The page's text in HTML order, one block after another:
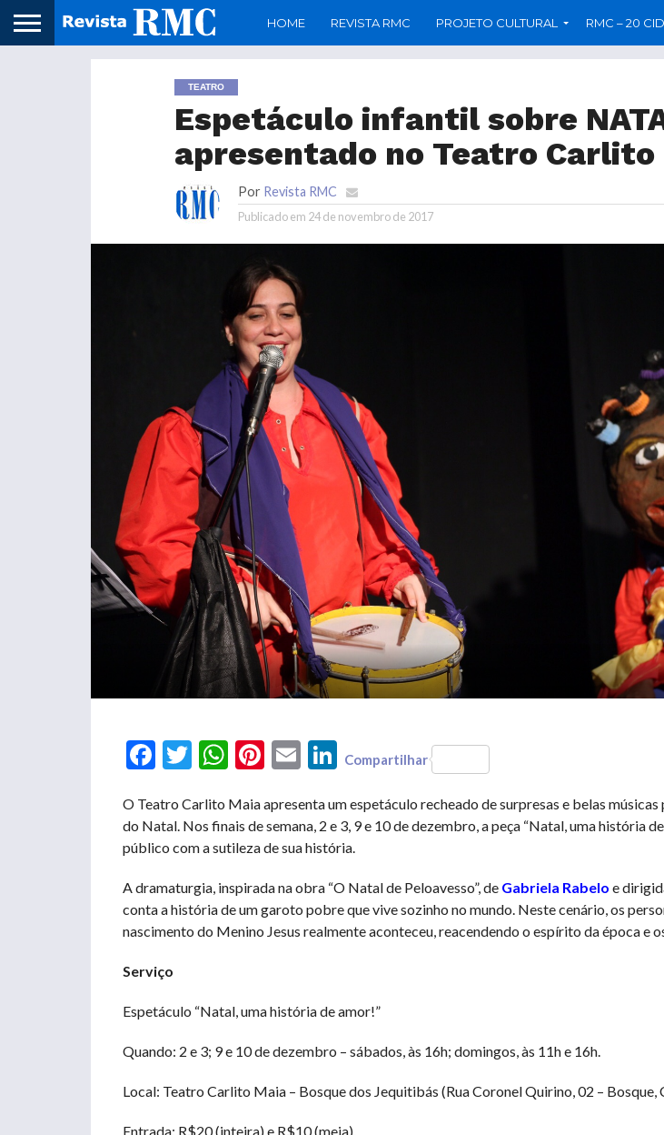
HOME REVISTA RMC PROJETO CULTURAL RMC – 20
TEATRO
Espetáculo infantil sobre
apresentado no Teatro Carlito
Por Revista RMC
Publicado em 24 de novembro de 2017
FacebookTwitterWhatsAppPinterest
Email LinkedIn
Compartilhar
O Teatro Carlito Maia apresenta um espetáculo recheado de surpresas e belas músicas
do Natal. Nos finais de semana, 2 e 3, 9 e 10 de dezembro, a peça “Natal, uma história
público com a sutileza de sua história.
A dramaturgia, inspirada na obra “O Natal de Peloavesso”, de Gabriela Rabelo e
conta a história de um garoto pobre que vive sozinho no mundo. Neste cenário, os
nascimento do Menino Jesus realmente aconteceu, reacendendo o espírito da época e
Serviço
Espetáculo “Natal, uma história de amor!”
Quando: 2 e 3; 9 e 10 de dezembro – sábados, às 16h; domingos, às 11h e 16h.
Local: Teatro Carlito Maia – Bosque dos Jequitibás (Rua Coronel Quirino, 02 – Bosque,
Entrada: R$20 (inteira) e R$10 (meia).